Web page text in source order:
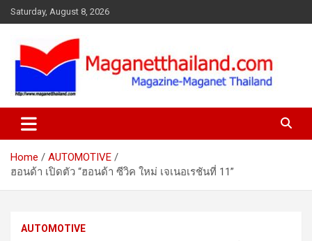
Skip
to
Saturday, August 8, 2026
Home
AUTOMOTIVE
ฮอนด้า เปิดตัว “ฮอนด้า ซีวิค ใหม่ เจเนอเรชันที่ 11”
AUTOMOTIVE